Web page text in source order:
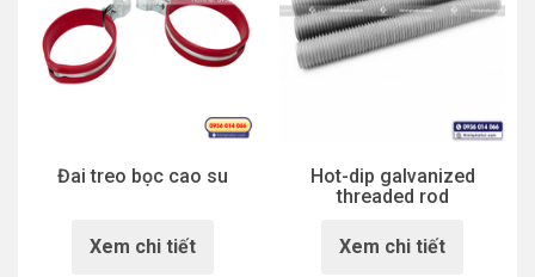
Đai treo bọc cao su
Xem chi tiết
Hot-dip galvanized
threaded rod
Xem chi tiết